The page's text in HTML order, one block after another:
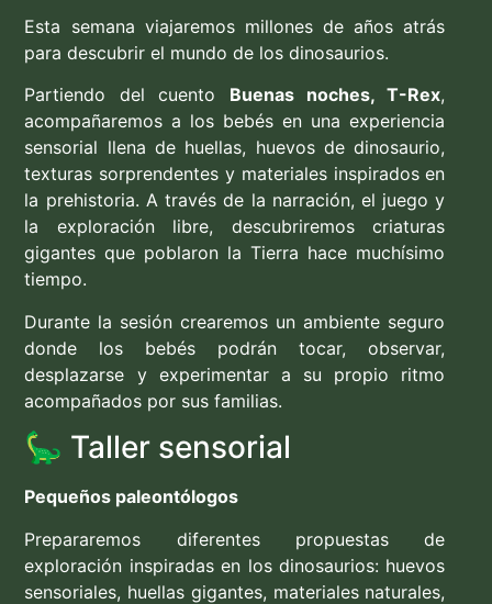
Esta semana viajaremos millones de años atrás
para descubrir el mundo de los dinosaurios.
Partiendo del cuento Buenas noches, T-Rex,
acompañaremos a los bebés en una experiencia
sensorial llena de huellas, huevos de dinosaurio,
texturas sorprendentes y materiales inspirados en
la prehistoria. A través de la narración, el juego y
la exploración libre, descubriremos criaturas
gigantes que poblaron la Tierra hace muchísimo
tiempo.
Durante la sesión crearemos un ambiente seguro
donde los bebés podrán tocar, observar,
desplazarse y experimentar a su propio ritmo
acompañados por sus familias.
🦕 Taller sensorial
Pequeños paleontólogos
Prepararemos diferentes propuestas de
exploración inspiradas en los dinosaurios: huevos
sensoriales, huellas gigantes, materiales naturales,